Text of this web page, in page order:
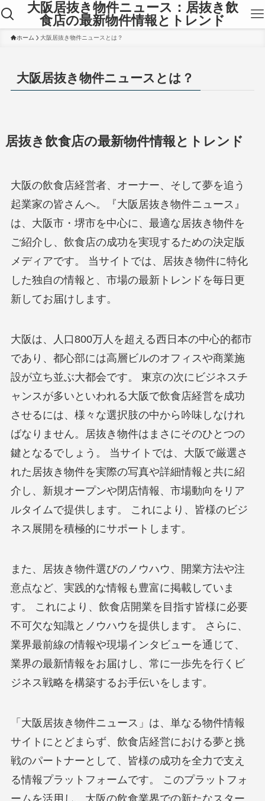
大阪居抜き物件ニュース：居抜き飲
食店の最新物件情報とトレンド
ホーム 大阪居抜き物件ニュースとは？
大阪居抜き物件ニュースとは？
居抜き飲食店の最新物件情報とトレンド
大阪の飲食店経営者、オーナー、そして夢を追う
起業家の皆さんへ。『大阪居抜き物件ニュース』
は、大阪市・堺市を中心に、最適な居抜き物件を
ご紹介し、飲食店の成功を実現するための決定版
メディアです。 当サイトでは、居抜き物件に特化
した独自の情報と、市場の最新トレンドを毎日更
新してお届けします。
大阪は、人口800万人を超える西日本の中心的都市
であり、都心部には高層ビルのオフィスや商業施
設が立ち並ぶ大都会です。 東京の次にビジネスチ
ャンスが多いといわれる大阪で飲食店経営を成功
させるには、様々な選択肢の中から吟味しなけれ
ばなりません。居抜き物件はまさにそのひとつの
鍵となるでしょう。 当サイトでは、大阪で厳選さ
れた居抜き物件を実際の写真や詳細情報と共に紹
介し、新規オープンや閉店情報、市場動向をリア
ルタイムで提供します。 これにより、皆様のビジ
ネス展開を積極的にサポートします。
また、居抜き物件選びのノウハウ、開業方法や注
意点など、実践的な情報も豊富に掲載していま
す。 これにより、飲食店開業を目指す皆様に必要
不可欠な知識とノウハウを提供します。 さらに、
業界最前線の情報や現場インタビューを通じて、
業界の最新情報をお届けし、常に一歩先を行くビ
ジネス戦略を構築するお手伝いをします。
「大阪居抜き物件ニュース」は、単なる物件情報
サイトにとどまらず、飲食店経営における夢と挑
戦のパートナーとして、皆様の成功を全力で支え
る情報プラットフォームです。 このプラットフォ
ームを活用し、大阪の飲食業界での新たなスター